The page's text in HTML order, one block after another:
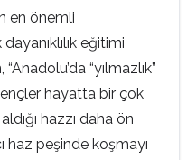
en önemli
eğitimi
“yılmazlık”
hayatta bir çok
hazzı daha ön
haz peşinde koşmayı